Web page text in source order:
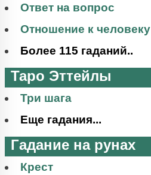
Ответ на вопрос
Отношение к человеку
Более 115 гаданий..
Таро Эттейлы
Три шага
Еще гадания...
Гадание на рунах
Крест